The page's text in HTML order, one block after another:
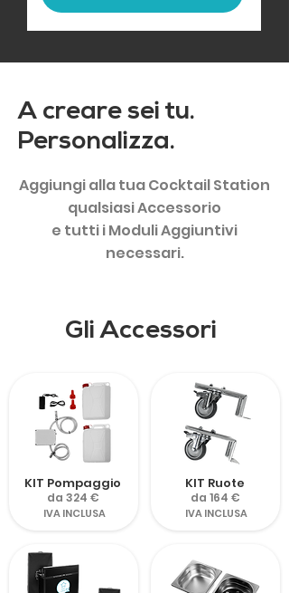
A creare sei tu.
Personalizza.
Aggiungi alla tua Cocktail Station
qualsiasi Accessorio
e tutti i Moduli Aggiuntivi
necessari.
Gli Accessori
KIT Pompaggio
da 324 €
IVA INCLUSA
KIT Ruote
da 164 €
IVA INCLUSA